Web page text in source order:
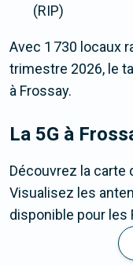
(RIP)
Avec 1 730 locaux
trimestre 2026, le
à Frossay.
La 5G à
Découvrez la carte
Visualisez les
disponible pour les